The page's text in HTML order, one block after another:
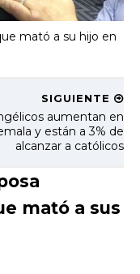
mató a su hijo en
SIGUIENTE
aumentan en
y están a 3% de
alcanzar a católicos
mató a sus